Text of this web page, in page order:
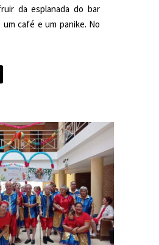
da esplanada do bar
um café e um panike. No